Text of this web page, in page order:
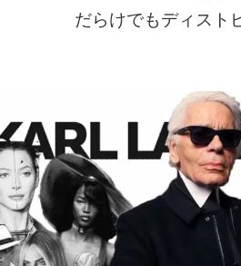
だらけでもディスト